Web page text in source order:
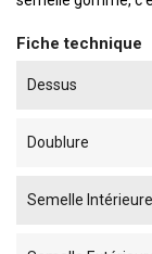
Fiche technique
Dessus
Doublure
Semelle Intérieure